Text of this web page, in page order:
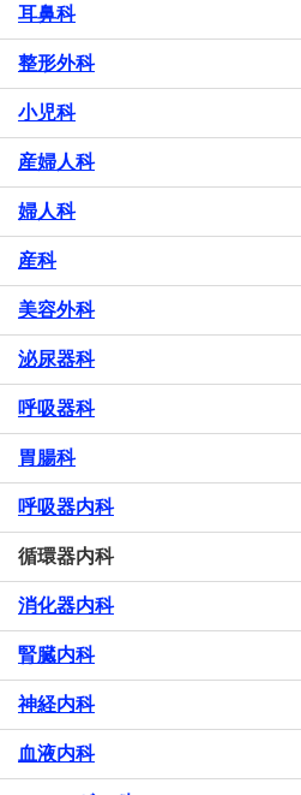
耳鼻科
整形外科
小児科
産婦人科
婦人科
産科
美容外科
泌尿器科
呼吸器科
胃腸科
呼吸器内科
循環器内科
消化器内科
腎臓内科
神経内科
血液内科